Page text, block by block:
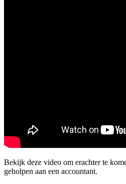
Bekijk deze video om erachter te
geholpen aan een accountant.